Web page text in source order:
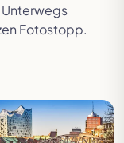
Fotostopp.